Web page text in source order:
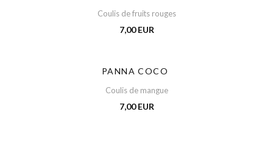
Coulis de fruits rouges
7,00 EUR
PANNA COCO
Coulis de mangue
7,00 EUR